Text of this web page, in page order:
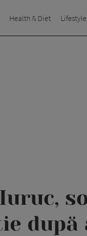
Health & Diet Lifestyle